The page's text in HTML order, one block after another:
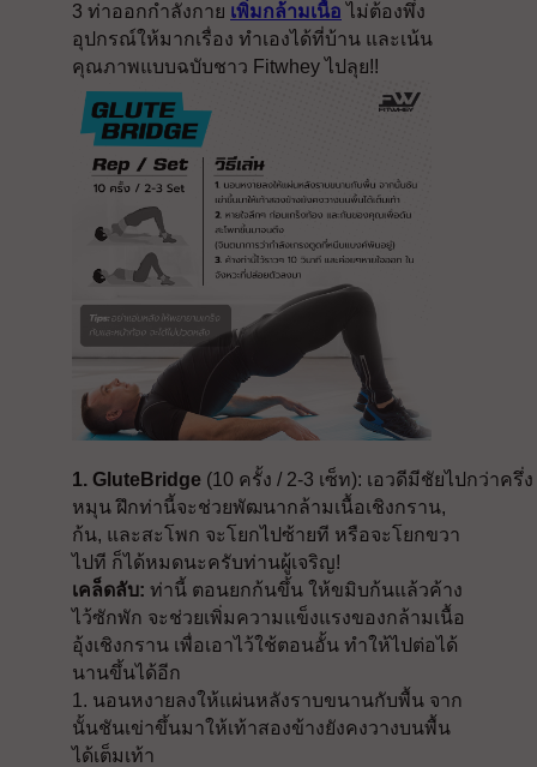
3 ท่าออกกำลังกาย เพิ่มกล้ามเนื้อ ไม่ต้องพึ่ง
อุปกรณ์ให้มากเรื่อง ทำเองได้ที่บ้าน และเน้น
คุณภาพแบบฉบับชาว Fitwhey ไปลุย!!
1. GluteBridge (10 ครั้ง / 2-3 เซ็ท): เอวดีมีชัยไปกว่าค
หมุน ฝึกท่านี้จะช่วยพัฒนากล้ามเนื้อเชิงกราน,
ก้น, และสะโพก จะโยกไปซ้ายที หรือจะโยกขวา
ไปที ก็ได้หมดนะครับท่านผู้เจริญ!
เคล็ดลับ: ท่านี้ ตอนยกก้นขึ้น ให้ขมิบก้นแล้วค้าง
ไว้ซักพัก จะช่วยเพิ่มความแข็งแรงของกล้ามเนื้อ
อุ้งเชิงกราน เพื่อเอาไว้ใช้ตอนอั้น ทำให้ไปต่อได้
นานขึ้นได้อีก
1. นอนหงายลงให้แผ่นหลังราบขนานกับพื้น จาก
นั้นชันเข่าขึ้นมาให้เท้าสองข้างยังคงวางบนพื้น
ได้เต็มเท้า